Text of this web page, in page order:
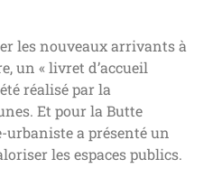
les nouveaux arrivants à
un « livret d’accueil
réalisé par la
Et pour la Butte
a présenté un
les espaces publics.